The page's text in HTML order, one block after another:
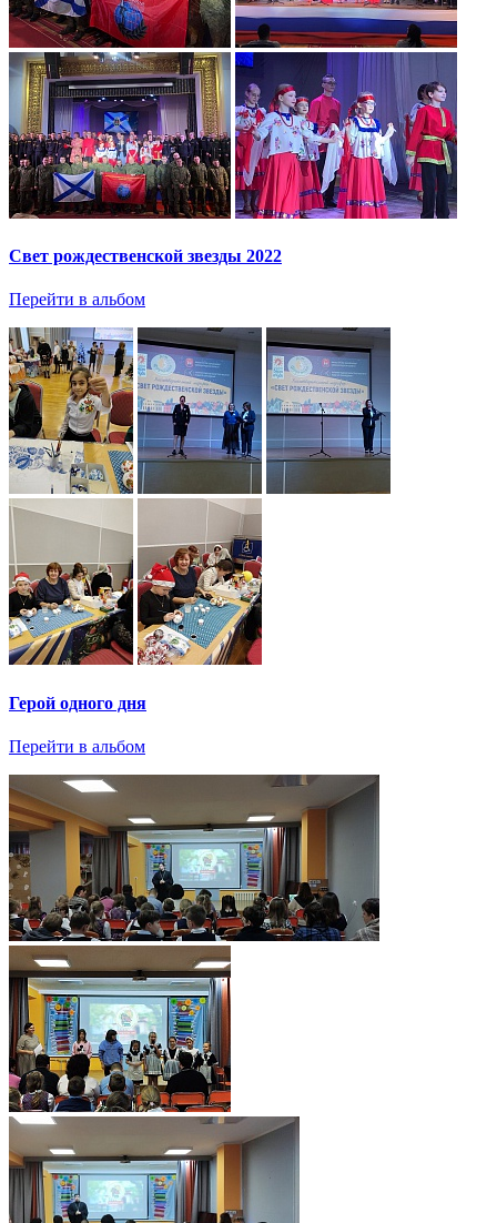
Свет рождественской звезды 2022
Перейти в альбом
Герой одного дня
Перейти в альбом